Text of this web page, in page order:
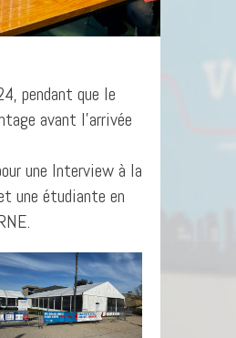
pendant que le
avant l’arrivée
une Interview à la
une étudiante en